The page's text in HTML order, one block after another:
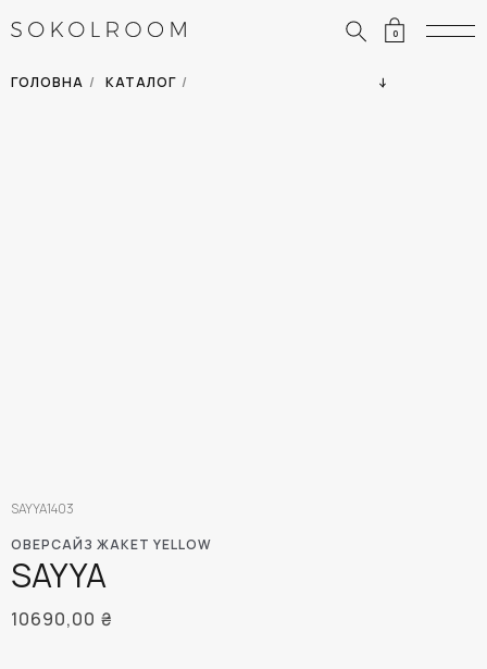
0
ГОЛОВНА / КАТАЛОГ /
ОВЕРСАЙЗ ЖАКЕТ YELLOW
SAYYA
SAYYA1403
10690,00 ₴